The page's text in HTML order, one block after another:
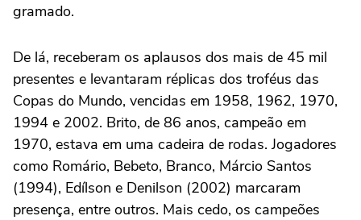
gramado.
De lá, receberam os aplausos dos mais de 45 mil
presentes e levantaram réplicas dos troféus das
Copas do Mundo, vencidas em 1958, 1962, 1970,
1994 e 2002. Brito, de 86 anos, campeão em
1970, estava em uma cadeira de rodas. Jogadores
como Romário, Bebeto, Branco, Márcio Santos
(1994), Edílson e Denilson (2002) marcaram
presença, entre outros. Mais cedo, os campeões